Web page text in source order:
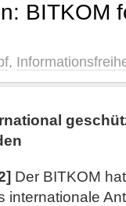
BITKOM
,
Der BITKOM
internationale